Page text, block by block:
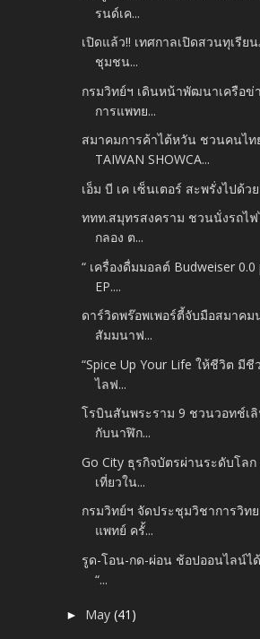
รนด์เค...
เปิดแล้ว!! เทศกาลเปิดสวนทุเรีย
ชุมชน...
กรมวิทย์ฯ เดินหน้าพัฒนาเครือข่
การแพทย...
สมาคมการค้าไต้หวัน ชวนคนไท
TAIWAN SHOWCA...
เอ็ม บี เค เซ็นเตอร์ สะพรั่งไปด้ว
ททท.สมุทรสงคราม ชวนนั่งรถไ
กลอง ต...
“ เครื่องดื่มมอลต์ Budweiser
EP....
ดาร์วิดพร๊อพเพอร์ตี้จับมือสมาคม
สัมมนาฟ...
“Spice Up Your Life ให้ชีวิต มี
ไลฟ...
โรบินสันพระราม 9 ชวนวอทช์เ
กับนาฬิก...
Go City ธุรกิจบัตรผ่านระดับโล
เที่ยวใน...
กรมวิทย์ฯ จัดประชุมวิชาการวิท
แพทย์ ครั้...
รูด-โอน-กด-ผ่อน ช้อปออนไลน์ไ
“...
► May(41)